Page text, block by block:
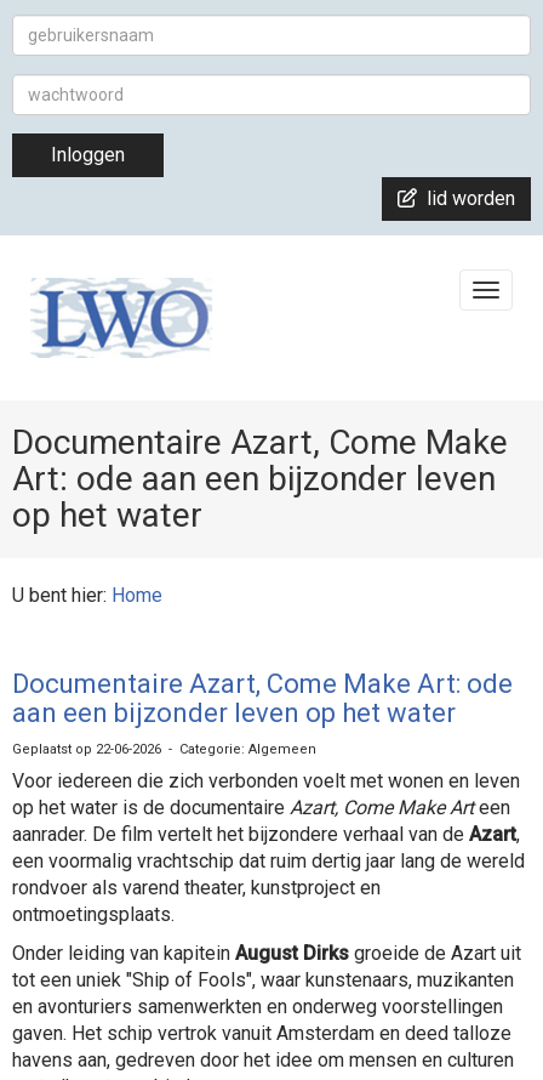
Inloggen
lid worden
Documentaire Azart, Come Make
Art: ode aan een bijzonder leven
op het water
U bent hier: Home
Documentaire Azart, Come Make Art: ode
aan een bijzonder leven op het water
Geplaatst op 22-06-2026 - Categorie: Algemeen
Voor iedereen die zich verbonden voelt met wonen en leven
op het water is de documentaire Azart, Come Make Arteen
aanrader. De film vertelt het bijzondere verhaal van de Azart,
een voormalig vrachtschip dat ruim dertig jaar lang de wereld
rondvoer als varend theater, kunstproject en
ontmoetingsplaats.
Onder leiding van kapitein August Dirks groeide de Azart uit
tot een uniek "Ship of Fools", waar kunstenaars, muzikanten
en avonturiers samenwerkten en onderweg voorstellingen
gaven. Het schip vertrok vanuit Amsterdam en deed talloze
havens aan, gedreven door het idee om mensen en culturen